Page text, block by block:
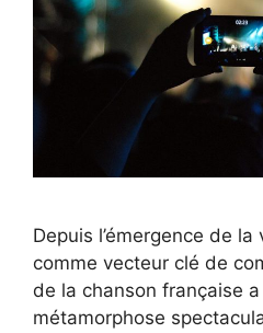
Depuis l’émergence de
comme vecteur clé de
de la chanson française
métamorphose